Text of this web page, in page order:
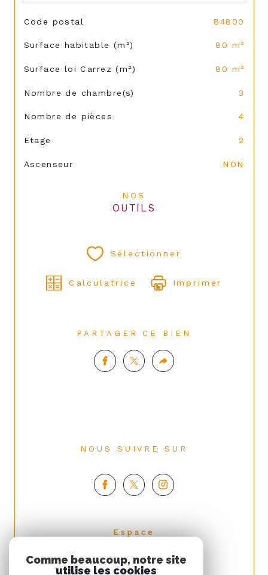
TRAD_SIROCCO_Caracteristique
Code postal 84800
Surface habitable (m²) 80 m²
Surface loi Carrez (m²) 80 m²
Nombre de chambre(s) 3
Nombre de pièces 4
Etage 2
Ascenseur NON
NOS
OUTILS
Sélectionner
Calculatrice Imprimer
PARTAGER CE BIEN
NOUS SUIVRE SUR
espace
Se connecter
Comme beaucoup, notre site
utilise les cookies